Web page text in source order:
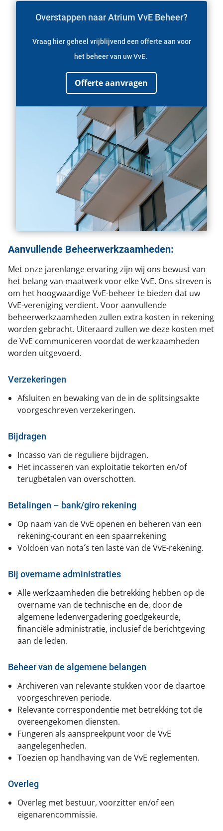
Overstappen naar Atrium VvE Beheer?
Vraag hier geheel vrijblijvend een offerte aan voor
het beheer van uw VvE.
Offerte aanvragen
Aanvullende Beheerwerkzaamheden:
Met onze jarenlange ervaring zijn wij ons bewust van
het belang van maatwerk voor elke VvE. Ons streven is
om het hoogwaardige VvE-beheer te bieden dat uw
VvE-vereniging verdient. Voor aanvullende
beheerwerkzaamheden zullen extra kosten in rekening
worden gebracht. Uiteraard zullen we deze kosten met
de VvE communiceren voordat de werkzaamheden
worden uitgevoerd.
Verzekeringen
Afsluiten en bewaking van de in de splitsingsakte
voorgeschreven verzekeringen.
Bijdragen
Incasso van de reguliere bijdragen.
Het incasseren van exploitatie tekorten en/of
terugbetalen van overschotten.
Betalingen – bank/giro rekening
Op naam van de VvE openen en beheren van een
rekening-courant en een spaarrekening
Voldoen van nota´s ten laste van de VvE-rekening.
Bij overname administraties
Alle werkzaamheden die betrekking hebben op de
overname van de technische en de, door de
algemene ledenvergadering goedgekeurde,
financiële administratie, inclusief de berichtgeving
aan de leden.
Beheer van de algemene belangen
Archiveren van relevante stukken voor de daartoe
voorgeschreven periode.
Relevante correspondentie met betrekking tot de
overeengekomen diensten.
Fungeren als aanspreekpunt voor de VvE
aangelegenheden.
Toezien op handhaving van de VvE reglementen.
Overleg
Overleg met bestuur, voorzitter en/of een
eigenarencommissie.